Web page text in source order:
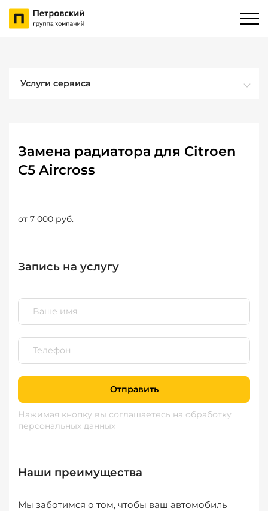
Услуги сервиса
Замена радиатора для Citroen
C5 Aircross
от 7 000 руб.
Запись на услугу
Отправить
Нажимая кнопку вы соглашаетесь на обработку
персональных данных
Наши преимущества
Мы заботимся о том, чтобы ваш автомобиль